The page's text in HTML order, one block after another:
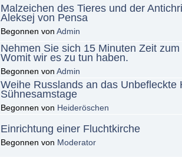
Malzeichen des Tieres und der
Aleksej von Pensa
Begonnen von Admin
Nehmen Sie sich 15 Minuten Zeit
Womit wir es zu tun haben.
Begonnen von Admin
Weihe Russlands an das Unbefleckte
Sühnesamstage
Begonnen von Heideröschen
Einrichtung einer Fluchtkirche
Begonnen von Moderator